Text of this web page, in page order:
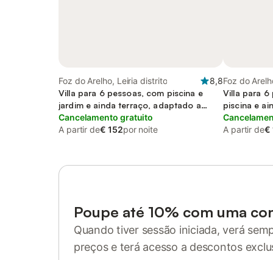
Foz do Arelho, Leiria distrito
8,8
Villa para 6 pessoas, com piscina e
jardim e ainda terraço, adaptado a
crianças
Cancelamento gratuito
A partir de€ 152por noite
Foz do
Villa para 6
piscina e
A partir de€
Poupe até 10% com uma
Quando tiver sessão iniciada, verá
preços e terá acesso a descontos